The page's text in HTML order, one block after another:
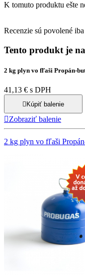
K tomuto produktu ešte
Recenzie sú povolené
Tento produkt je
2 kg plyn vo fľaši Propán-
41,13 € s DPH
 Kúpiť balenie
Zobraziť balenie
2 kg plyn vo fľaši